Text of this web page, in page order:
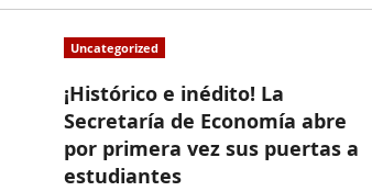
Uncategorized
¡Histórico e inédito! La
Secretaría de Economía abre
por primera vez sus puertas a
estudiantes